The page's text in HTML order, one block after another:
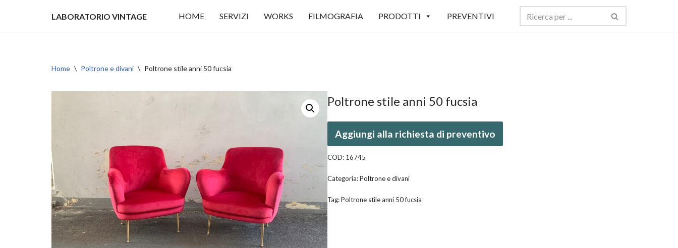
LABORATORIO VINTAGE HOME SERVIZI WORKS FILMOGRAFIA PRODOTTI PREVENTIVI
Home \ Poltrone e divani \ Poltrone stile anni 50 fucsia
Poltrone stile anni 50 fucsia
Aggiungi alla richiesta di preventivo
COD: 16745
Categoria:Poltrone e divani
Tag:Poltrone stile anni 50 fucsia